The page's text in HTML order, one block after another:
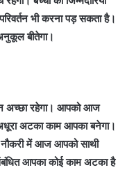
भी करना पड़ सकता है।
बीतेगा।
अच्छा रहेगा। आपको आज
अटका काम आपका बनेगा।
में आज आपको साथी
आपका कोई काम अटका है